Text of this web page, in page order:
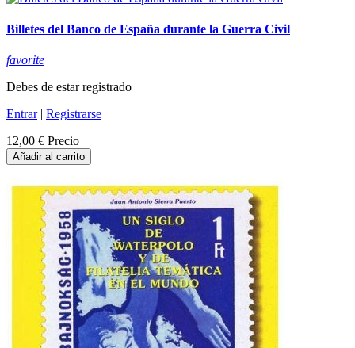
Billetes del Banco de España durante la Guerra Civil
favorite
Debes de estar registrado
Entrar| Registrarse
12,00 € Precio
Añadir al carrito